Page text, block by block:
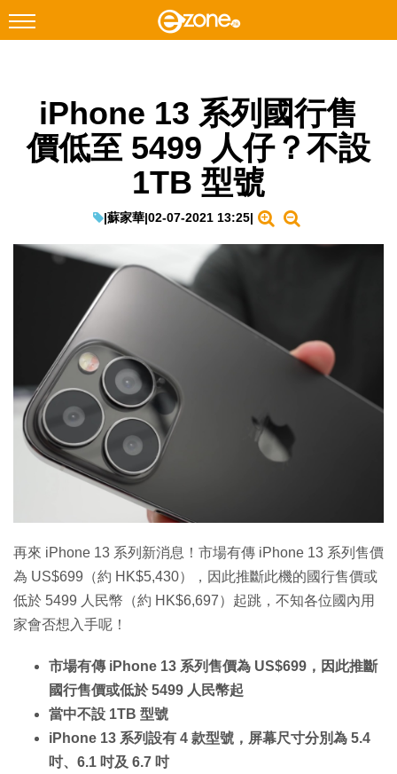
Facebook Instagram
科技焦點
教學評測
生成式AI與雲端應用
Enterprise Digital Transformation
特集
iPhone 13 系列國行售
價低至 5499 人仔？不設
1TB 型號
|蘇家華|02-07-2021 13:25|
再來 iPhone 13 系列新消息！市場有傳 iPhone 13 系列售價
為 US$699（約 HK$5,430），因此推斷此機的國行售價或
低於 5499 人民幣（約 HK$6,697）起跳，不知各位國內用
家會否想入手呢！
市場有傳 iPhone 13 系列售價為 US$699，因此推斷
國行售價或低於 5499 人民幣起
當中不設 1TB 型號
iPhone 13 系列設有 4 款型號，屏幕尺寸分別為 5.4
吋、6.1 吋及 6.7 吋